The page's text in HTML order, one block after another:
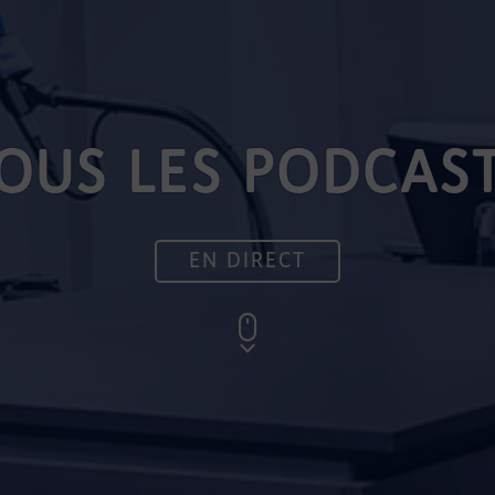
LES
EN DIRECT